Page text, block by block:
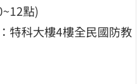
點)
特科大樓4樓全民國防教